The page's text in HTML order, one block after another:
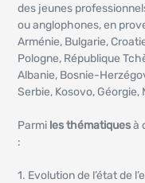
des jeunes
ou anglophones, en
Arménie, Bulgarie,
Pologne, République
Albanie, Bosnie-
Serbie, Kosovo,
Parmi les thématiquesà
:
1. Evolution de l’état de